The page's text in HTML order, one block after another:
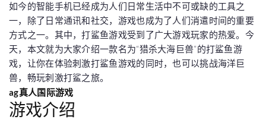
如今的智能手机已经成为人们日常生活中不可或缺的工具之
一，除了日常通讯和社交，游戏也成为了人们消遣时间的重要
方式之一。其中，打鲨鱼游戏受到了广大游戏玩家的热爱。今
天，本文就为大家介绍一款名为“猎杀大海巨兽”的打鲨鱼游
戏，让你在体验刺激打鲨鱼游戏的同时，也可以挑战海洋巨
兽，畅玩刺激打鲨之旅。
ag真人国际游戏
游戏介绍